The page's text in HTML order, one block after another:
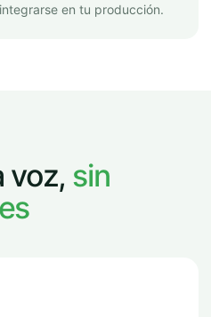
en tu producción.
voz, sin